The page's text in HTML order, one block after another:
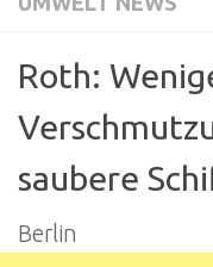
Roth:
saubere
Berlin